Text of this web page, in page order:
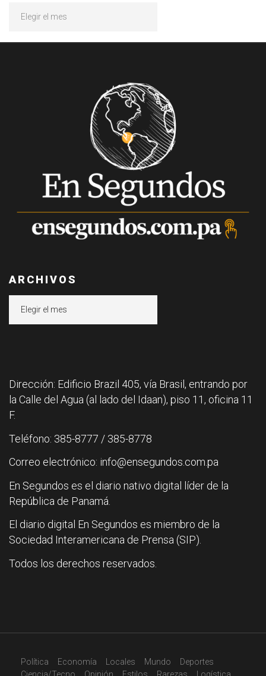
ARCHIVOS
Dirección: Edificio Brazil 405, vía Brasil, entrando por
la Calle del Agua (al lado del Idaan), piso 11, oficina 11
F.
Teléfono: 385-8777 / 385-8778
Correo electrónico: info@ensegundos.com.pa
En Segundos es el diario nativo digital líder de la
República de Panamá.
El diario digital En Segundos es miembro de la
Sociedad Interamericana de Prensa (SIP).
Todos los derechos reservados.
Política Economía Locales Mundo
Deportes